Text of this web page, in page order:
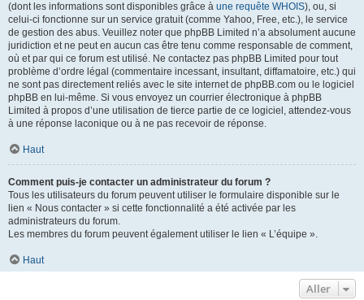
(dont les informations sont disponibles grâce à une requête WHOIS), ou, si
celui-ci fonctionne sur un service gratuit (comme Yahoo, Free, etc.), le service
de gestion des abus. Veuillez noter que phpBB Limited n’a absolument aucune
juridiction et ne peut en aucun cas être tenu comme responsable de comment,
où et par qui ce forum est utilisé. Ne contactez pas phpBB Limited pour tout
problème d’ordre légal (commentaire incessant, insultant, diffamatoire, etc.) qui
ne sont pas directement reliés avec le site internet de phpBB.com ou le logiciel
phpBB en lui-même. Si vous envoyez un courrier électronique à phpBB
Limited à propos d’une utilisation de tierce partie de ce logiciel, attendez-vous
à une réponse laconique ou à ne pas recevoir de réponse.
Haut
Comment puis-je contacter un administrateur du forum ?
Tous les utilisateurs du forum peuvent utiliser le formulaire disponible sur le
lien « Nous contacter » si cette fonctionnalité a été activée par les
administrateurs du forum.
Les membres du forum peuvent également utiliser le lien « L’équipe ».
Haut
Aller